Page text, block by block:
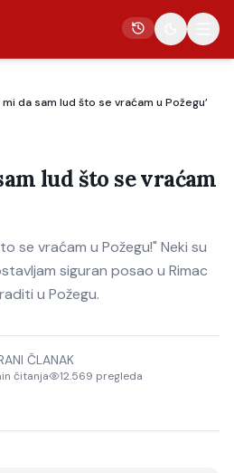
mi da sam lud što se vraćam u Požegu’
lud što se vraćam
se vraćam u Požegu!" Neki su
siguran posao u Rimac
u Požegu.
ČLANAK
čitanja 12.569 pregleda